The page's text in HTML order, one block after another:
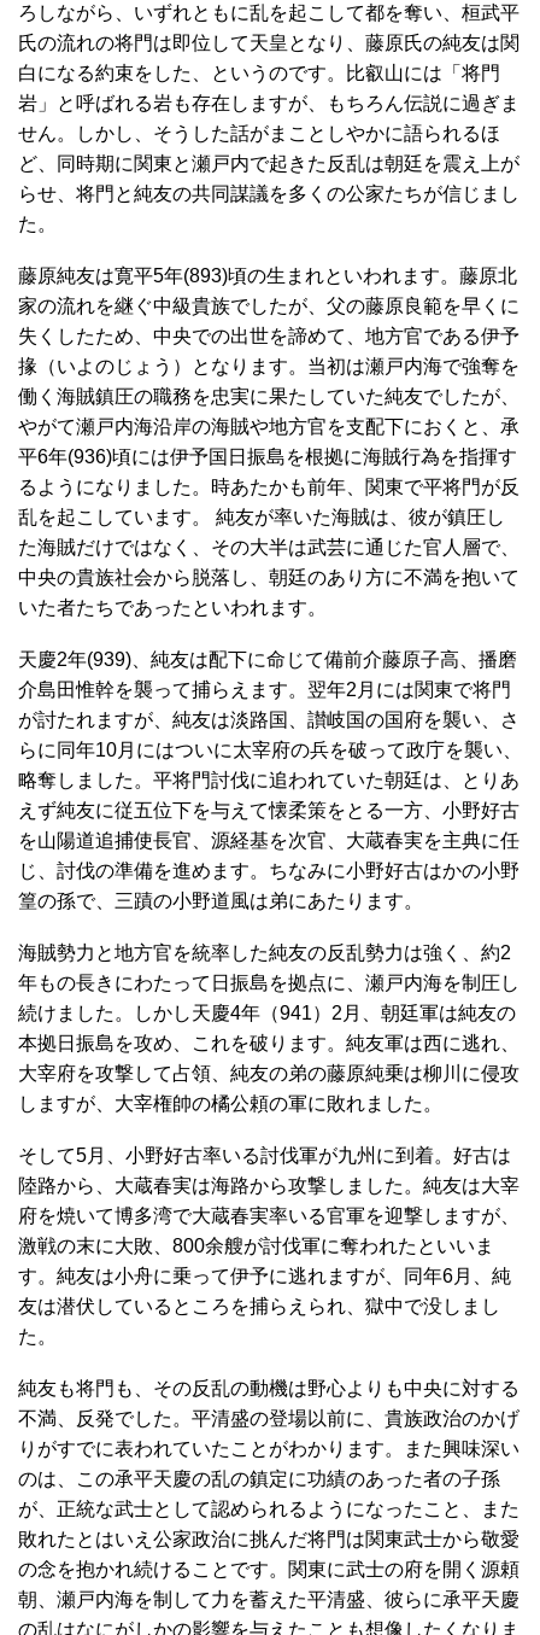
ろしながら、いずれともに乱を起こして都を奪い、桓武平
氏の流れの将門は即位して天皇となり、藤原氏の純友は関
白になる約束をした、というのです。比叡山には「将門
岩」と呼ばれる岩も存在しますが、もちろん伝説に過ぎま
せん。しかし、そうした話がまことしやかに語られるほ
ど、同時期に関東と瀬戸内で起きた反乱は朝廷を震え上が
らせ、将門と純友の共同謀議を多くの公家たちが信じまし
た。
藤原純友は寛平5年(893)頃の生まれといわれます。藤原北
家の流れを継ぐ中級貴族でしたが、父の藤原良範を早くに
失くしたため、中央での出世を諦めて、地方官である伊予
掾（いよのじょう）となります。当初は瀬戸内海で強奪を
働く海賊鎮圧の職務を忠実に果たしていた純友でしたが、
やがて瀬戸内海沿岸の海賊や地方官を支配下におくと、承
平6年(936)頃には伊予国日振島を根拠に海賊行為を指揮す
るようになりました。時あたかも前年、関東で平将門が反
乱を起こしています。 純友が率いた海賊は、彼が鎮圧し
た海賊だけではなく、その大半は武芸に通じた官人層で、
中央の貴族社会から脱落し、朝廷のあり方に不満を抱いて
いた者たちであったといわれます。
天慶2年(939)、純友は配下に命じて備前介藤原子高、播磨
介島田惟幹を襲って捕らえます。翌年2月には関東で将門
が討たれますが、純友は淡路国、讃岐国の国府を襲い、さ
らに同年10月にはついに太宰府の兵を破って政庁を襲い、
略奪しました。平将門討伐に追われていた朝廷は、とりあ
えず純友に従五位下を与えて懐柔策をとる一方、小野好古
を山陽道追捕使長官、源経基を次官、大蔵春実を主典に任
じ、討伐の準備を進めます。ちなみに小野好古はかの小野
篁の孫で、三蹟の小野道風は弟にあたります。
海賊勢力と地方官を統率した純友の反乱勢力は強く、約2
年もの長きにわたって日振島を拠点に、瀬戸内海を制圧し
続けました。しかし天慶4年（941）2月、朝廷軍は純友の
本拠日振島を攻め、これを破ります。純友軍は西に逃れ、
大宰府を攻撃して占領、純友の弟の藤原純乗は柳川に侵攻
しますが、大宰権帥の橘公頼の軍に敗れました。
そして5月、小野好古率いる討伐軍が九州に到着。好古は
陸路から、大蔵春実は海路から攻撃しました。純友は大宰
府を焼いて博多湾で大蔵春実率いる官軍を迎撃しますが、
激戦の末に大敗、800余艘が討伐軍に奪われたといいま
す。純友は小舟に乗って伊予に逃れますが、同年6月、純
友は潜伏しているところを捕らえられ、獄中で没しまし
た。
純友も将門も、その反乱の動機は野心よりも中央に対する
不満、反発でした。平清盛の登場以前に、貴族政治のかげ
りがすでに表われていたことがわかります。また興味深い
のは、この承平天慶の乱の鎮定に功績のあった者の子孫
が、正統な武士として認められるようになったこと、また
敗れたとはいえ公家政治に挑んだ将門は関東武士から敬愛
の念を抱かれ続けることです。関東に武士の府を開く源頼
朝、瀬戸内海を制して力を蓄えた平清盛、彼らに承平天慶
の乱はなにがしかの影響を与えたことも想像したくなりま